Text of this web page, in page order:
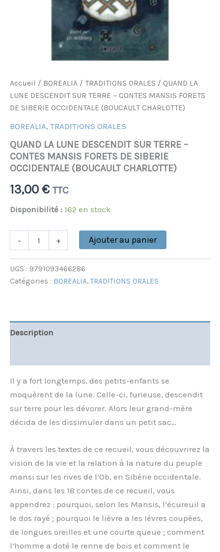
Accueil / BOREALIA / TRADITIONS ORALES / QUAND LA
LUNE DESCENDIT SUR TERRE – CONTES MANSIS FORETS
DE SIBERIE OCCIDENTALE (BOUCAULT CHARLOTTE)
BOREALIA, TRADITIONS ORALES
QUAND LA LUNE DESCENDIT SUR TERRE –
CONTES MANSIS FORETS DE SIBERIE
OCCIDENTALE (BOUCAULT CHARLOTTE)
13,00 € TTC
Disponibilité : 162 en stock
- + Ajouter au panier
UGS : 9791093466286
Catégories : BOREALIA,TRADITIONS ORALES
Description
Il y a fort longtemps, des petits-enfants se
moquèrent de la lune. Celle-ci, furieuse, descendit
sur terre pour les dévorer. Alors leur grand-mère
décida de les dissimuler dans un petit sac…
À travers les textes de ce recueil, vous découvrirez la
vision de la vie et la relation à la nature du peuple
mansi sur les rives de l’Ob, en Sibérie occidentale.
Ainsi, dans les 18 contes de ce recueil, vous
appendrez : pourquoi, selon les Mansis, l’écureuil a
le dos rayé ; pourquoi le lièvre a les lèvres coupées,
de longues oreilles et une courte queue ; comment
l’homme a doté le renne de bois et comment le